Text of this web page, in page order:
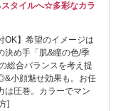
タイルへ☆多彩なカラ
】希望のイメージは
決め手「肌&瞳の色/季
総合バランスを考え提
小顔魅せ効果も。お任
は圧巻。カラーでマン
]